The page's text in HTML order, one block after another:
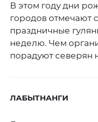
В этом году дни
городов отмечают
праздничные
неделю. Чем
порадуют северян
ЛАБЫТНАНГИ